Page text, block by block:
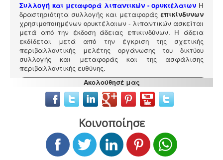
Συλλογή και μεταφορά λιπαντικών - ορυκτέλαιων Η
δραστηριότητα συλλογής και μεταφοράς επικίνδυνων
χρησιμοποιημένων ορυκτέλαιων - λιπαντικών ασκείται
μετά από την έκδοση άδειας επικινδύνων. Η άδεια
εκδίδεται μετά από την έγκριση της σχετικής
περιβαλλοντικής μελέτης οργάνωσης του δικτύου
συλλογής και μεταφοράς και της ασφάλισης
περιβαλλοντικής ευθύνης.
Σύστημα διαχείρισης ποιότητας ISO
επιχειρήσεις προκειμένου να είναι ελκυστικές στο
πελατειακό κοινό χρειάζεται να πιστοποιηθούν κατά
. Αυτό είτε απαιτείται για δουλειές με το δημόσιο
(δημοπρασίες) ή από τη νομοθεσία (τρόφιμα-ποτά) ή
Ακολούθησέ μας
Κοινοποίησε